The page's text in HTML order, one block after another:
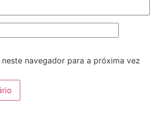
navegador para a próxima vez